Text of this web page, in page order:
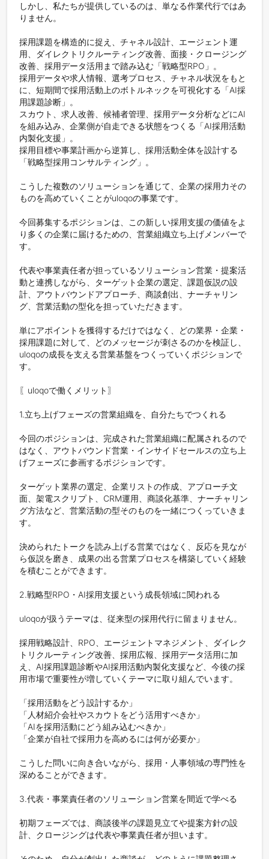
しかし、私たちが提供しているのは、単なる作業代行ではあ
りません。
採用課題を構造的に捉え、チャネル設計、エージェント運
用、ダイレクトリクルーティング改善、面接・クロージング
改善、採用データ活用まで踏み込む「戦略型RPO」。
採用データや求人情報、選考プロセス、チャネル状況をもと
に、短期間で採用活動上のボトルネックを可視化する「AI採
用課題診断」。
スカウト、求人改善、候補者管理、採用データ分析などにAI
を組み込み、企業側が自走できる状態をつくる「AI採用活動
内製化支援」。
採用目標や事業計画から逆算し、採用活動全体を設計する
「戦略型採用コンサルティング」。
こうした複数のソリューションを通じて、企業の採用力その
ものを高めていくことがuloqoの事業です。
今回募集するポジションは、この新しい採用支援の価値をよ
り多くの企業に届けるための、営業組織立ち上げメンバーで
す。
代表や事業責任者が担っているソリューション営業・提案活
動と連携しながら、ターゲット企業の選定、課題仮説の設
計、アウトバウンドアプローチ、商談創出、ナーチャリン
グ、営業活動の型化を担っていただきます。
単にアポイントを獲得するだけではなく、どの業界・企業・
採用課題に対して、どのメッセージが刺さるのかを検証し、
uloqoの成長を支える営業基盤をつくっていくポジションで
す。
〖uloqoで働くメリット〗
1.立ち上げフェーズの営業組織を、自分たちでつくれる
今回のポジションは、完成された営業組織に配属されるので
はなく、アウトバウンド営業・インサイドセールスの立ち上
げフェーズに参画するポジションです。
ターゲット業界の選定、企業リストの作成、アプローチ文
面、架電スクリプト、CRM運用、商談化基準、ナーチャリン
グ方法など、営業活動の型そのものを一緒につくっていきま
す。
決められたトークを読み上げる営業ではなく、反応を見なが
ら仮説を磨き、成果の出る営業プロセスを構築していく経験
を積むことができます。
2.戦略型RPO・AI採用支援という成長領域に関われる
uloqoが扱うテーマは、従来型の採用代行に留まりません。
採用戦略設計、RPO、エージェントマネジメント、ダイレク
トリクルーティング改善、採用広報、採用データ活用に加
え、AI採用課題診断やAI採用活動内製化支援など、今後の採
用市場で重要性が増していくテーマに取り組んでいます。
「採用活動をどう設計するか」
「人材紹介会社やスカウトをどう活用すべきか」
「AIを採用活動にどう組み込むべきか」
「企業が自社で採用力を高めるには何が必要か」
こうした問いに向き合いながら、採用・人事領域の専門性を
深めることができます。
3.代表・事業責任者のソリューション営業を間近で学べる
初期フェーズでは、商談後半の課題見立てや提案方針の設
計、クロージングは代表や事業責任者が担います。